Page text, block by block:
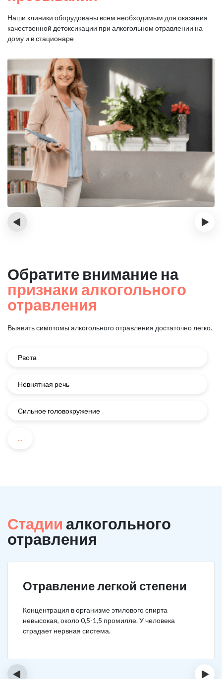
Наши клиники оборудованы всем необходимым для оказания
качественной детоксикации при алкогольном отравлении на
дому и в стационаре
‹ ›
Обратите внимание на
признаки алкогольного
отравления
Выявить симптомы алкогольного отравления достаточно легко.
Рвота
Невнятная речь
Сильное головокружение
...
Стадии алкогольного
отравления
Отравление легкой степени
Концентрация в организме этилового спирта
невысокая, около 0,5-1,5 промилле. У человека
страдает нервная система.
‹ ›